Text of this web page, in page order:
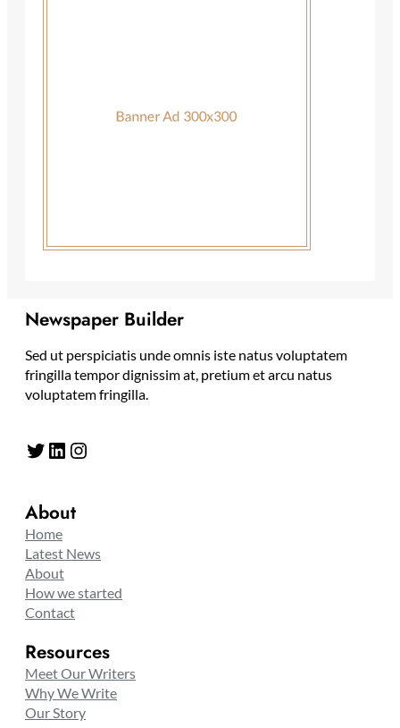
Newspaper Builder
Sed ut perspiciatis unde omnis iste natus voluptatem
fringilla tempor dignissim at, pretium et arcu natus
voluptatem fringilla.
Twitter LinkedIn Instagram
About
Home
Latest News
About
How we started
Contact
Resources
Meet Our Writers
Why We Write
Our Story